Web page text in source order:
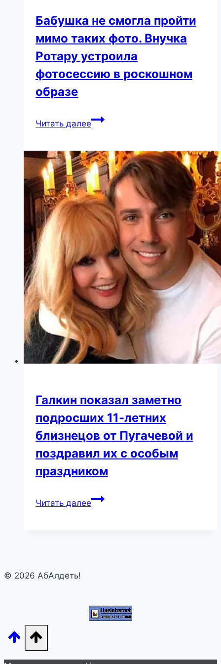
Бабушка не смогла пройти
мимо таких фото. Внучка
Ротару устроила
фотосессию в роскошном
образе
Читать далееБабушка
пройти
мимо
таких
фото.
Внучка
Ротару
устроила
фотосессию
в
роскошном
образе
Галкин показал заметно
подросших 11-летних
близнецов от Пугачевой и
поздравил их с особым
праздником
Читать далееГалкин
Пугачевой
и
с
© 2026 АбАлдеть!